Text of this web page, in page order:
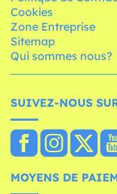
Cookies
Zone Entreprise
Sitemap
Qui sommes nous?
SUIVEZ-NOUS
MOYENS DE